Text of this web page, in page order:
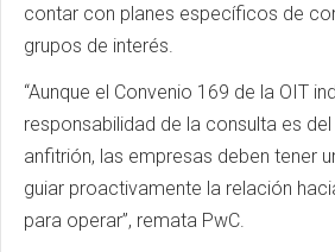
contar con planes específicos de
grupos de interés.
“Aunque el Convenio 169 de la OIT
responsabilidad de la consulta es
anfitrión, las empresas deben tener
guiar proactivamente la relación
para operar”, remata PwC.